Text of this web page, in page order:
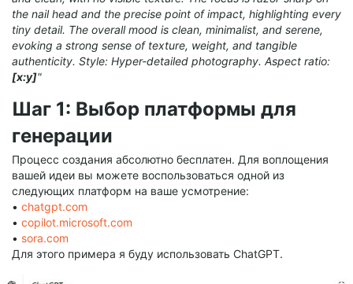
the nail head and the precise point of impact, highlighting every
tiny detail. The overall mood is clean, minimalist, and serene,
evoking a strong sense of texture, weight, and tangible
authenticity. Style: Hyper-detailed photography. Aspect ratio:
[x:y]"
Шаг 1: Выбор платформы для
генерации
Процесс создания абсолютно бесплатен. Для воплощения
вашей идеи вы можете воспользоваться одной из
следующих платформ на ваше усмотрение:
• chatgpt.com
• copilot.microsoft.com
• sora.com
Для этого примера я буду использовать ChatGPT.